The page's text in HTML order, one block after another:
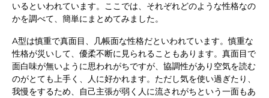
いるといわれています。ここでは、それぞれどのような性格なの
かを調べて、簡単にまとめてみました。
A型は慎重で真面目、几帳面な性格だといわれています。慎重な
性格が災いして、優柔不断に見られることもあります。真面目で
面白味が無いように思われがちですが、協調性があり空気を読む
のがとても上手く、人に好かれます。ただし気を使い過ぎたり、
我慢をするため、自己主張が弱く人に流されがちという一面もあ